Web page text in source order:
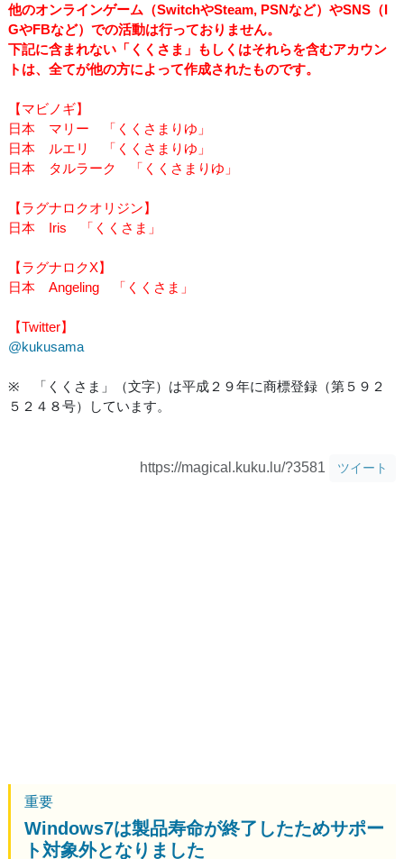
他のオンラインゲーム（SwitchやSteam, PSNなど）やSNS（I
GやFBなど）での活動は行っておりません。
下記に含まれない「くくさま」もしくはそれらを含むアカウン
トは、全てが他の方によって作成されたものです。
【マビノギ】
日本 マリー 「くくさまりゆ」
日本 ルエリ 「くくさまりゆ」
日本 タルラーク 「くくさまりゆ」
【ラグナロクオリジン】
日本 Iris 「くくさま」
【ラグナロクX】
日本 Angeling 「くくさま」
【Twitter】
@kukusama
※ 「くくさま」（文字）は平成２９年に商標登録（第５９２
５２４８号）しています。
https://magical.kuku.lu/?3581 ツイート
重要
Windows7は製品寿命が終了したためサポー
ト対象外となりました